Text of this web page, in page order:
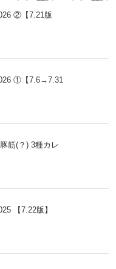
②【7.21版
①【7.6→7.31
筋(？) 3種カレ
【7.22版】